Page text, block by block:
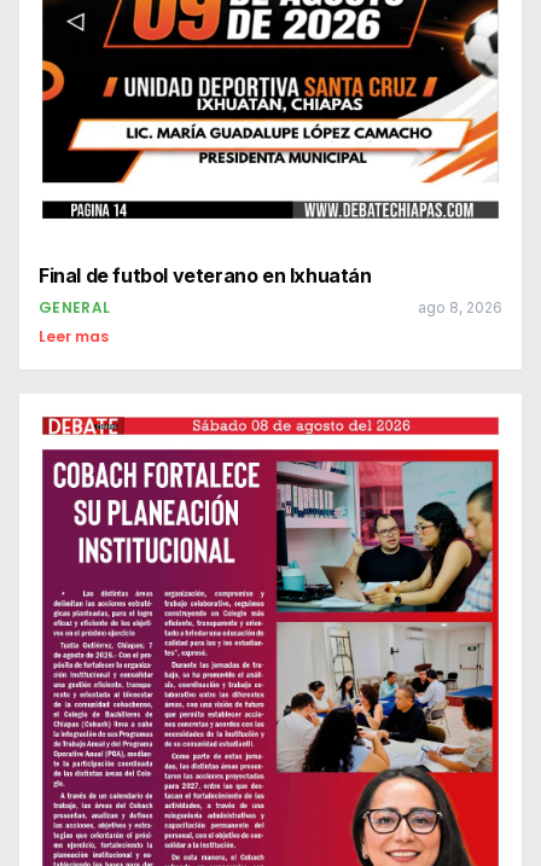
Final de futbol veterano en Ixhuatán
GENERAL ago 8, 2026
Leer mas